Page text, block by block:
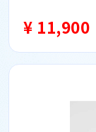
¥ 11,900